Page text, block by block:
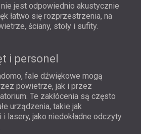
jest odpowiednio akustycznie
łatwo się rozprzestrzenia, na
ściany, stoły i sufity.
i personel
fale dźwiękowe mogą
powietrze, jak i przez
Te zakłócenia są często
urządzenia, takie jak
lasery, jako niedokładne odczyty